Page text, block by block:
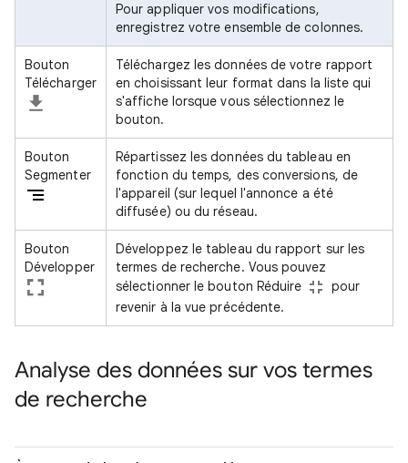
Pour appliquer vos modifications,
enregistrez votre ensemble de colonnes.
Bouton
Télécharger
Téléchargez les données de votre rapport
en choisissant leur format dans la liste qui
s'affiche lorsque vous sélectionnez le
bouton.
Bouton
Segmenter
Répartissez les données du tableau en
fonction du temps, des conversions, de
l'appareil (sur lequel l'annonce a été
diffusée) ou du réseau.
Bouton
Développer
Développez le tableau du rapport sur les
termes de recherche. Vous pouvez
sélectionner le bouton Réduire
pour
revenir à la vue précédente.
Analyse des données sur vos termes
de recherche